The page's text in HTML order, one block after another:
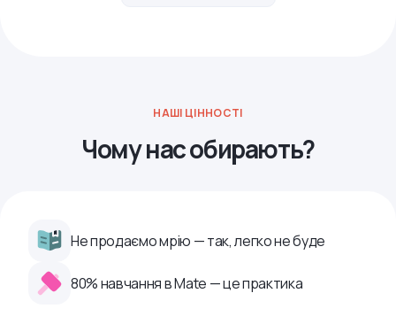
НАШІ ЦІННОСТІ
Чому нас обирають?
Не продаємо мрію — так, легко не буде
80% навчання в Mate — це практика